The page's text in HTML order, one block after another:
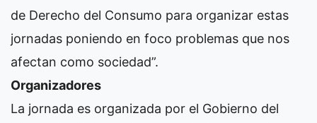
de Derecho del Consumo para organizar estas
jornadas poniendo en foco problemas que nos
afectan como sociedad”.
Organizadores
La jornada es organizada por el Gobierno del